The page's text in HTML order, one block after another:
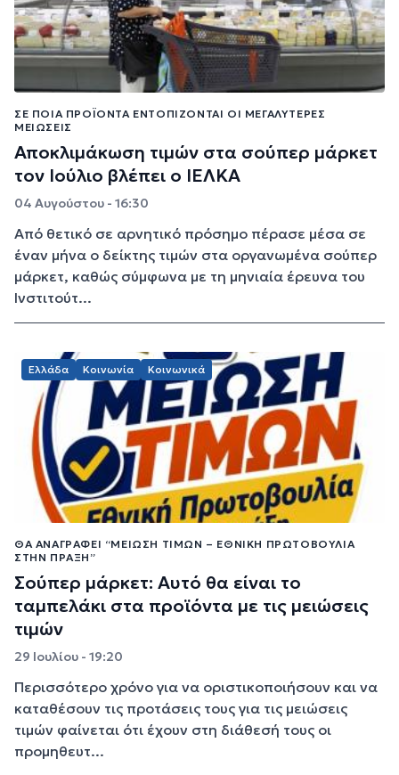
ΣΕ ΠΟΙΑ ΠΡΟΪΌΝΤΑ ΕΝΤΟΠΊΖΟΝΤΑΙ ΟΙ ΜΕΓΑΛΎΤΕΡΕΣ
ΜΕΙΏΣΕΙΣ
Αποκλιμάκωση τιμών στα σούπερ μάρκετ
τον Ιούλιο βλέπει ο ΙΕΛΚΑ
04 Αυγούστου - 16:30
Από θετικό σε αρνητικό πρόσημο πέρασε μέσα σε
έναν μήνα ο δείκτης τιμών στα οργανωμένα σούπερ
μάρκετ, καθώς σύμφωνα με τη μηνιαία έρευνα του
Ινστιτούτ...
Ελλάδα Κοινωνία Κοινωνικά
ΘΑ ΑΝΑΓΡΆΦΕΙ “ΜΕΊΩΣΗ ΤΙΜΏΝ – ΕΘΝΙΚΉ ΠΡΩΤΟΒΟΥΛΊΑ
ΣΤΗΝ ΠΡΆΞΗ”
Σούπερ μάρκετ: Αυτό θα είναι το
ταμπελάκι στα προϊόντα με τις μειώσεις
τιμών
29 Ιουλίου - 19:20
Περισσότερο χρόνο για να οριστικοποιήσουν και να
καταθέσουν τις προτάσεις τους για τις μειώσεις
τιμών φαίνεται ότι έχουν στη διάθεσή τους οι
προμηθευτ...